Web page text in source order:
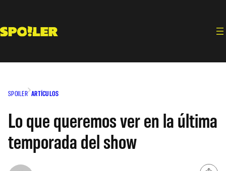
contenido
SPOILER ARTÍCULOS
Lo que queremos ver en la última
temporada del show